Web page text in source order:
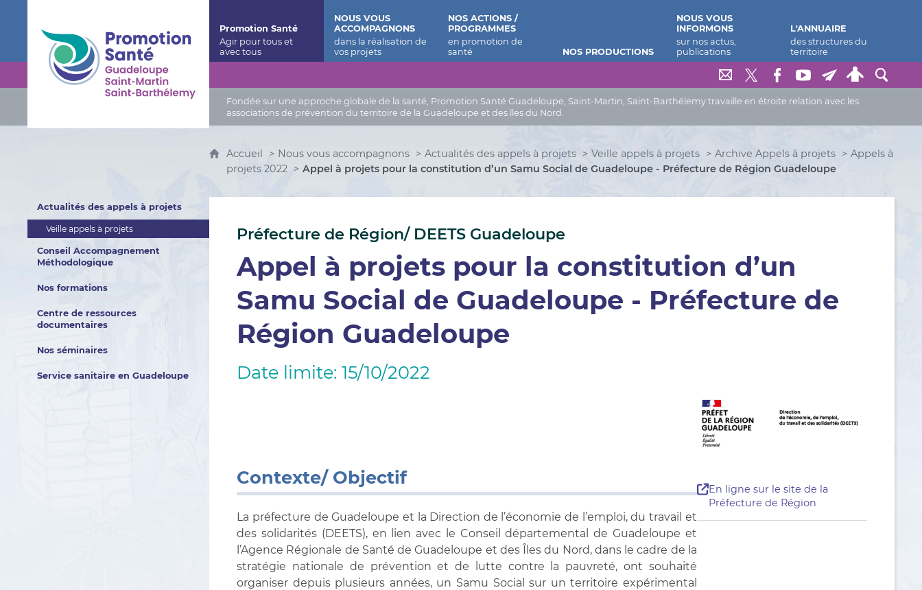
Fondée sur une approche globale de la santé, Promotion Santé Guadeloupe, Saint-Martin, Saint-Barthélemy travaille en étroite relation avec les
associations de prévention du territoire de la Guadeloupe et des îles du Nord.
Promotion Santé
NOUS VOUS
ACCOMPAGNONS
NOS ACTIONS /
PROGRAMMES
NOS PRODUCTIONS
NOUS VOUS
INFORMONS
L'ANNUAIRE
Actualités des appels à projets
Veille appels à projets
Conseil Accompagnement
Méthodologique
Nos formations
Centre de ressources
documentaires
Nos séminaires
Service sanitaire en Guadeloupe
Accueil Nous vous accompagnons Actualités des appels à projets Veille appels à projets Archive Appels à projets
Appels à
projets 2022
Appel à projets pour la constitution d’un Samu Social de Guadeloupe - Préfecture de Région Guadeloupe
Préfecture de Région/ DEETS Guadeloupe
Appel à projets pour la constitution d’un
Samu Social de Guadeloupe - Préfecture de
Région Guadeloupe
Date limite: 15/10/2022
Contexte/ Objectif
La préfecture de Guadeloupe et la Direction de l’économie de l’emploi, du travail et
des solidarités (DEETS), en lien avec le Conseil départemental de Guadeloupe et
l’Agence Régionale de Santé de Guadeloupe et des Îles du Nord, dans le cadre de la
stratégie nationale de prévention et de lutte contre la pauvreté, ont souhaité
organiser depuis plusieurs années, un Samu Social sur un territoire expérimental
En ligne sur le site de la
Préfecture de Région